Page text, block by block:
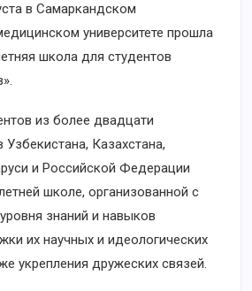
в Самаркандском
университете прошла
школа для студентов
из более двадцати
Казахстана,
и Российской Федерации
школе, организованной с
знаний и навыков
их научных и идеологических
укрепления дружеских связей.